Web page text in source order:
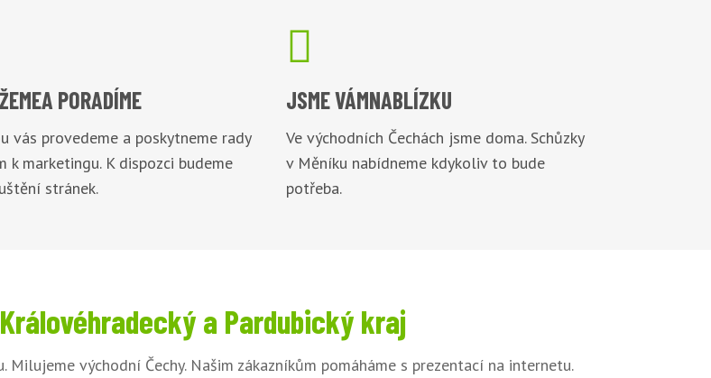
A PORADÍME
vás provedeme a poskytneme rady
k marketingu. K dispozci budeme
stránek.

JSME VÁMNABLÍZKU
Ve východních Čechách jsme doma. Schůzky
v Měníku nabídneme kdykoliv to bude
potřeba.
a Pardubický kraj
východní Čechy. Našim zákazníkům pomáháme s prezentací na internetu.